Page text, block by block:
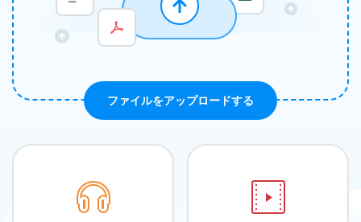
ファイルをアップロードする